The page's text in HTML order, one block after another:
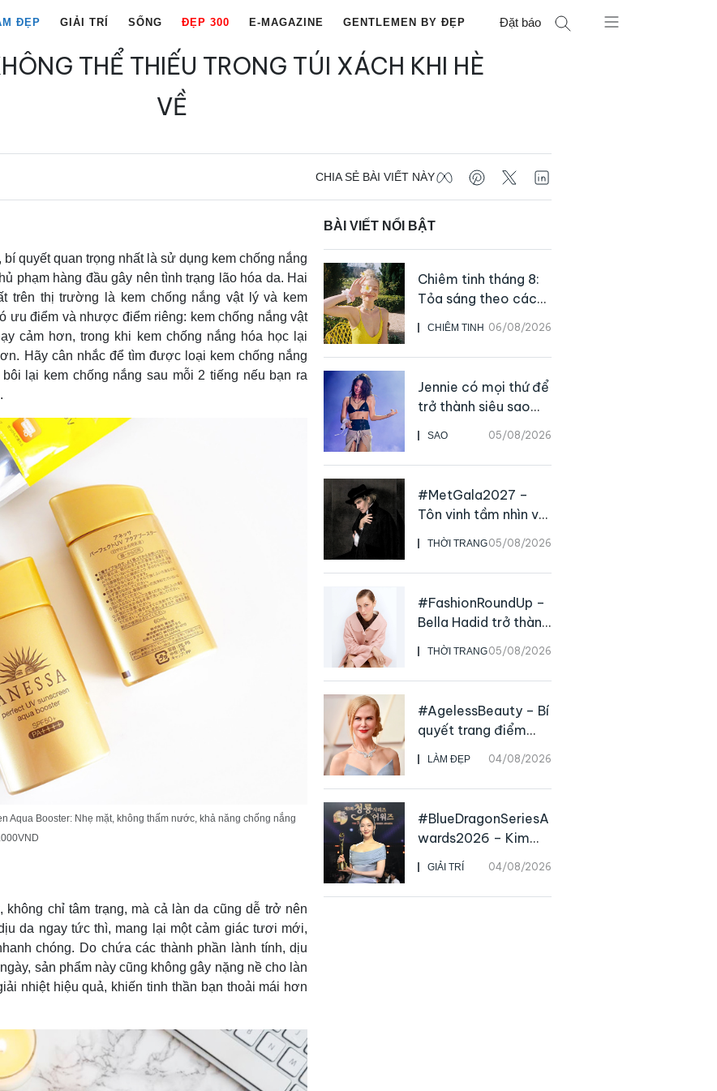
ĐẸP GIẢI TRÍ SỐNG ĐẸP 300 E-MAGAZINE GENTLEMEN BY ĐẸP Đặt báo
THỂ THIẾU TRONG TÚI XÁCH KHI HÈ
VỀ
CHIA SẺ BÀI VIẾT NÀY
quyết quan trọng nhất là sử dụng kem chống nắng
phạm hàng đầu gây nên tình trạng lão hóa da. Hai
trên thị trường là kem chống nắng vật lý và kem
ưu điểm và nhược điểm riêng: kem chống nắng vật
cảm hơn, trong khi kem chống nắng hóa học lại
Hãy cân nhắc để tìm được loại kem chống nắng
lại kem chống nắng sau mỗi 2 tiếng nếu bạn ra
Aqua Booster: Nhẹ mặt, không thấm nước, khả năng chống nắng
chỉ tâm trạng, mà cả làn da cũng dễ trở nên
da ngay tức thì, mang lại một cảm giác tươi mới,
chóng. Do chứa các thành phần lành tính, dịu
sản phẩm này cũng không gây nặng nề cho làn
nhiệt hiệu quả, khiến tinh thần bạn thoải mái hơn
BÀI VIẾT NỔI BẬT
CHIÊM TINH 06/08/2026
Chiêm tinh tháng 8:
Tỏa sáng theo cách
của chính mình
SAO 05/08/2026
Jennie có mọi thứ để
trở thành siêu sao
live
THỜI TRANG05/08/2026
#MetGala2027 –
Tôn vinh tầm nhìn và
sức ảnh hưởng sâu
rộng của NTK John
Galliano
THỜI TRANG05/08/2026
#FashionRoundUp –
Bella Hadid trở thành
Đại sứ Toàn cầu của
Prada Beauty,
CHANEL mua lại
LÀM ĐẸP 04/08/2026
#AgelessBeauty – Bí
quyết trang điểm
“hack” tuổi như các
nữ minh tinh hàng
đầu
GIẢI TRÍ 04/08/2026
#BlueDragonSeriesA
wards2026 – Kim
Go Eun chiến thắng
Daesang, niềm vui
nhân đôi của Park Bo